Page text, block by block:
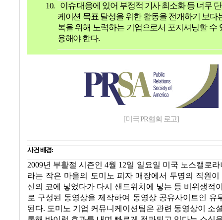
10.
이슈 대응에 있어 부정적 기사 최소화 등 너무
케이션 목표 달성을 위한 활동을 전개하기 보다
복을 위해 노력하는 기업으로서 포지셔닝할 수
용해야 한다.
[미국 PR협회 로고]
사건 배경:
2009년 부활절 시즌인4월 12일 일요일 미국 노스캘로라
라는 작은 마을의 도미노 피자 매장에서 두명의 직원
신의 코에 넣었다가 다시 샌드위치에 넣는 등 비위생적
로 구성된 동영상을 제작하여 동영상 공유사이트인 유
된다. 도미노 기업 커뮤니케이션팀은 관련 동영상이 소